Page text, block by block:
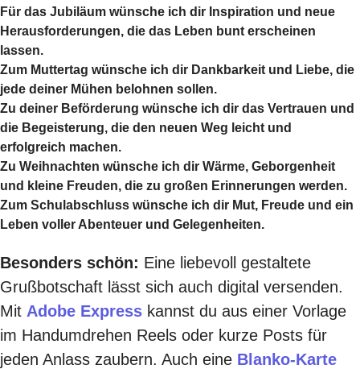
Für das Jubiläum wünsche ich dir Inspiration und neue
Herausforderungen, die das Leben bunt erscheinen
lassen.
Zum Muttertag wünsche ich dir Dankbarkeit und Liebe, die
jede deiner Mühen belohnen sollen.
Zu deiner Beförderung wünsche ich dir das Vertrauen und
die Begeisterung, die den neuen Weg leicht und
erfolgreich machen.
Zu Weihnachten wünsche ich dir Wärme, Geborgenheit
und kleine Freuden, die zu großen Erinnerungen werden.
Zum Schulabschluss wünsche ich dir Mut, Freude und ein
Leben voller Abenteuer und Gelegenheiten.
Besonders schön: Eine liebevoll gestaltete
Grußbotschaft lässt sich auch digital versenden.
Mit Adobe Express kannst du aus einer Vorlage
im Handumdrehen Reels oder kurze Posts für
jeden Anlass zaubern. Auch eine Blanko-Karte